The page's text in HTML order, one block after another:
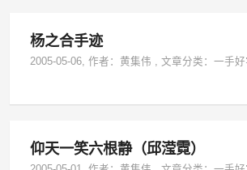
杨之合手迹
2005-05-06, 作者：黄集伟 ,文章分类：一手好
仰天一笑六根静（邱滢霓）